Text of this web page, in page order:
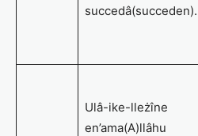
succedâ(succeden).
Ulâ-ike-lleżîne
en’ama(A)llâhu